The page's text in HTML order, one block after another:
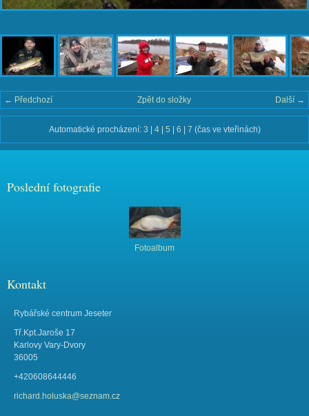
← Předchozí Další →
Zpět do složky
Automatické procházení: 3 | 4| 5 | 6 | 7 (čas ve vteřinách)
Poslední fotografie
Fotoalbum
Kontakt
Rybářské centrum Jeseter
Tř.Kpt.Jaroše 17
Karlovy Vary-Dvory
36005
+420608644446
richard.holuska@seznam.cz